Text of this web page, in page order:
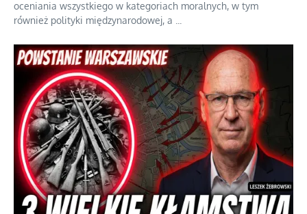
oceniania wszystkiego w kategoriach moralnych, w tym
również polityki międzynarodowej, a